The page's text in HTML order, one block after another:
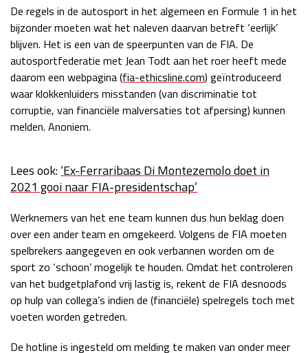
Race
zo 21:00 - 23:00
Kwalificatie
za 05:00 - 06:00
Race
zo 05:00 - 07:00
zo 17:00 - 19:00
GP ABU DHABI 2026 04 - 06 dec
Kwalificatie
za 15:00 - 16:00
Race
zo 14:00 - 16:00
De regels in de autosport in het algemeen en Formule 1 in het
bijzonder moeten wat het naleven daarvan betreft ‘eerlijk’
blijven. Het is een van de speerpunten van de FIA. De
autosportfederatie met Jean Todt aan het roer heeft mede
daarom een webpagina (fia-ethicsline.com) geïntroduceerd
waar klokkenluiders misstanden (van discriminatie tot
corruptie, van financiële malversaties tot afpersing) kunnen
melden. Anoniem.
Lees ook:‘Ex-Ferraribaas Di Montezemolo doet in
2021 gooi naar FIA-presidentschap’
Werknemers van het ene team kunnen dus hun beklag doen
over een ander team en omgekeerd. Volgens de FIA moeten
spelbrekers aangegeven en ook verbannen worden om de
sport zo ‘schoon’ mogelijk te houden. Omdat het controleren
van het budgetplafond vrij lastig is, rekent de FIA desnoods
op hulp van collega’s indien de (financiële) spelregels toch met
voeten worden getreden.
De hotline is ingesteld om melding te maken van onder meer